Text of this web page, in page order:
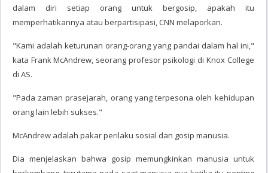
dalam diri setiap orang untuk bergosip, apakah itu
memperhatikannya atau berpartisipasi, CNN melaporkan.
"Kami adalah keturunan orang-orang yang pandai dalam hal ini,"
kata Frank McAndrew, seorang profesor psikologi di Knox College
di AS.
"Pada zaman prasejarah, orang yang terpesona oleh kehidupan
orang lain lebih sukses."
McAndrew adalah pakar perilaku sosial dan gosip manusia.
Dia menjelaskan bahwa gosip memungkinkan manusia untuk